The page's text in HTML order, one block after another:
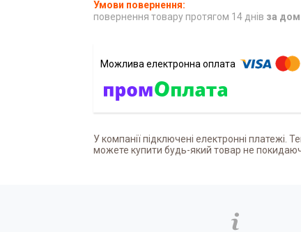
повернення товару протягом 14 днів за
У компанії підключені електронні платежі.
можете купити будь-який товар не